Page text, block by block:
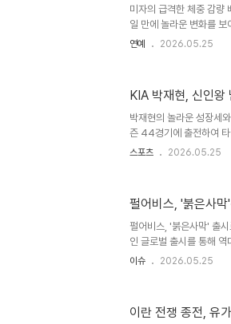
전망아산 도고저수지에
미자의 급격한 체중 감량
일 만에 놀라운 변화를
이제는 눈에 띄는 변화를
상과 비교했을 때 확연히
질 때도 있었지만, 결국
연예 2026.05.25
KIA 박재현, 신인왕
박재현의 놀라운 성장세
즌 44경기에 출전하여
떠올랐습니다. 특히 5월
빠르게 수비력을 향상시
플레이로 팀에 득점과 실
스포츠 2026.05.25
펄어비스, '붉은사
펄어비스, '붉은사막' 출
인 글로벌 출시를 통해 역
200만 장 판매를 돌파하
사실적인 물리 효과, 고품
이슈 2026.05.25
이란 전쟁 종전, 유